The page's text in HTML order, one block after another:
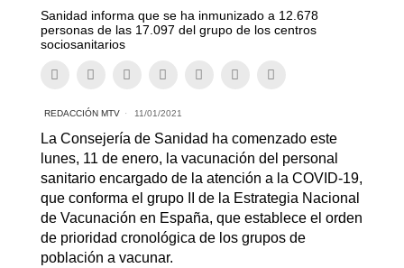
Sanidad informa que se ha inmunizado a 12.678
personas de las 17.097 del grupo de los centros
sociosanitarios
REDACCIÓN MTV 11/01/2021
La Consejería de Sanidad ha comenzado este
lunes, 11 de enero, la vacunación del personal
sanitario encargado de la atención a la COVID-19,
que conforma el grupo II de la Estrategia Nacional
de Vacunación en España, que establece el orden
de prioridad cronológica de los grupos de
población a vacunar.